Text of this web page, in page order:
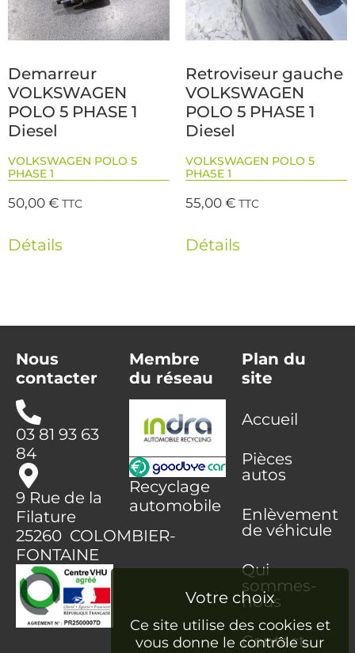
Demarreur
VOLKSWAGEN
POLO 5 PHASE 1
Diesel
VOLKSWAGEN POLO 5
PHASE 1
50,00€ TTC
Détails
Retroviseur gauche
VOLKSWAGEN
POLO 5 PHASE 1
Diesel
VOLKSWAGEN POLO 5
PHASE 1
55,00€ TTC
Détails
Nous
contacter
03 81 93 63
84
9 Rue de la
Filature
25260 COLOMBIER-
FONTAINE
Membre
du réseau
Recyclage
automobile
Plan du
site
Accueil
Pièces
autos
Enlèvement
de véhicule
Qui
sommes-
nous
Contact
Ce site utilise des cookies et
vous donne le contrôle sur